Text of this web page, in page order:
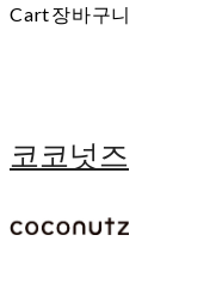
Cart장바구니
코코넛즈